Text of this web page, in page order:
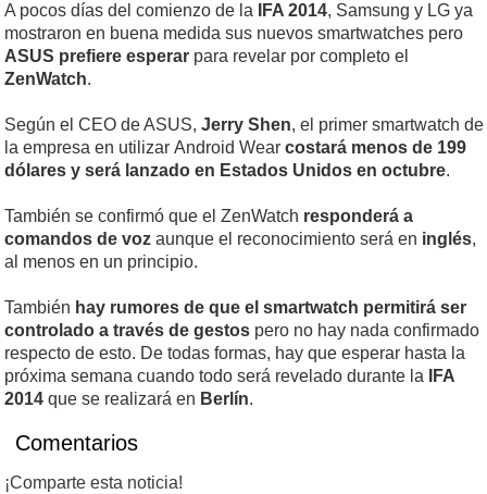
A pocos días del comienzo de la IFA 2014, Samsung y LG ya
mostraron en buena medida sus nuevos smartwatches pero
ASUS prefiere esperar para revelar por completo el
ZenWatch.
Según el CEO de ASUS, Jerry Shen, el primer smartwatch de
la empresa en utilizar Android Wear costará menos de 199
dólares y será lanzado en Estados Unidos en octubre.
También se confirmó que el ZenWatch responderá a
comandos de voz aunque el reconocimiento será en inglés,
al menos en un principio.
También hay rumores de que el smartwatch permitirá ser
controlado a través de gestos pero no hay nada confirmado
respecto de esto. De todas formas, hay que esperar hasta la
próxima semana cuando todo será revelado durante la
IFA
2014 que se realizará en Berlín.
Comentarios
¡Comparte esta noticia!